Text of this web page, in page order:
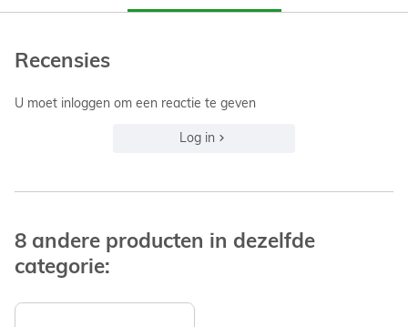
Recensies
U moet inloggen om een reactie te geven
Log in
8 andere producten in dezelfde
categorie: